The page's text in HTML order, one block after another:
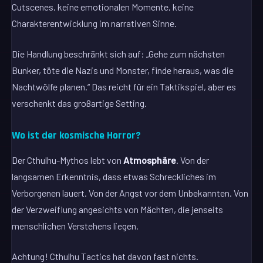
Cutscenes, keine emotionalen Momente, keine
Charakterentwicklung im narrativen Sinne.
Die Handlung beschränkt sich auf: „Gehe zum nächsten
Bunker, töte die Nazis und Monster, finde heraus, was die
Nachtwölfe planen.“ Das reicht für ein Taktikspiel, aber es
verschenkt das großartige Setting.
Wo ist der kosmische Horror?
Der Cthulhu-Mythos lebt vonAtmosphäre. Von der
langsamen Erkenntnis, dass etwas Schreckliches im
Verborgenen lauert. Von der Angst vor dem Unbekannten. Von
der Verzweiflung angesichts von Mächten, die jenseits
menschlichen Verstehens liegen.
Achtung! Cthulhu Tactics hat davon fast nichts.